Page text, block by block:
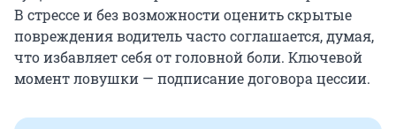
В стрессе и без возможности оценить скрытые
повреждения водитель часто соглашается, думая,
что избавляет себя от головной боли. Ключевой
момент ловушки — подписание договора цессии.